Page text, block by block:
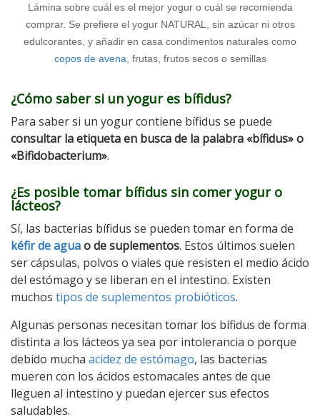
Lámina sobre cuál es el mejor yogur o cuál se recomienda
comprar. Se prefiere el yogur NATURAL, sin azúcar ni otros
edulcorantes, y añadir en casa condimentos naturales como
copos de avena , frutas, frutos secos o semillas
¿Cómo saber si un yogur es bífidus?
Para saber si un yogur contiene bífidus se puede
consultar la etiqueta en busca de la palabra «bífidus» o
«Bifidobacterium».
¿Es posible tomar bífidus sin comer yogur o
lácteos?
Sí, las bacterias bífidus se pueden tomar en forma de
kéfir de aguao de suplementos. Estos últimos suelen
ser cápsulas, polvos o viales que resisten el medio ácido
del estómago y se liberan en el intestino. Existen
muchos tipos de suplementos probióticos.
Algunas personas necesitan tomar los bífidus de forma
distinta a los lácteos ya sea por intolerancia o porque
debido mucha acidez de estómago, las bacterias
mueren con los ácidos estomacales antes de que
lleguen al intestino y puedan ejercer sus efectos
saludables.